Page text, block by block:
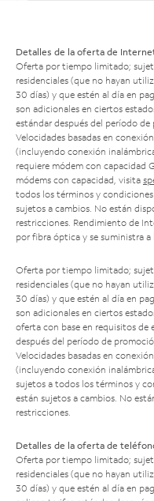
Detalles de la oferta de
Oferta por tiempo limitado;
residenciales (que no hayan
30 días) y que estén al día en
son adicionales en ciertos
estándar después del período
Velocidades basadas en
(incluyendo conexión
requiere módem con capacidad
módems con capacidad, visita
todos los términos y
sujetos a cambios. No están
restricciones. Rendimiento de
por fibra óptica y se suministra
Oferta por tiempo limitado;
residenciales (que no hayan
30 días) y que estén al día en
son adicionales en ciertos
oferta con base en requisitos de
después del período de
Velocidades basadas en
(incluyendo conexión
sujetos a todos los términos y
están sujetos a cambios. No
restricciones.
Detalles de la oferta de
Oferta por tiempo limitado;
residenciales (que no hayan
30 días) y que estén al día en